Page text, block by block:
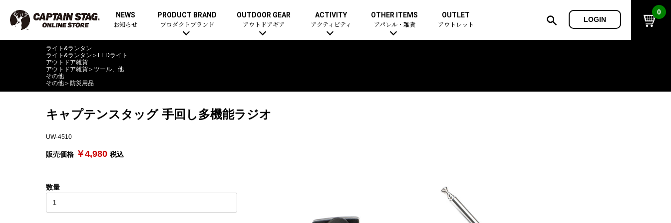
NEWS
お知らせ
PRODUCT BRAND
プロダクトブランド
OUTDOOR GEAR
アウトドアギア
ACTIVITY
アクティビティ
OTHER ITEMS
アパレル・雑貨
OUTLET
アウトレット
LOGIN
0
ライト&ランタン
ライト&ランタン ＞ LEDライト
アウトドア雑貨
アウトドア雑貨 ＞ ツール、他
その他
その他 ＞ 防災用品
キャプテンスタッグ 手回し多機能ラジオ
UW-4510
販売価格 ￥4,980 税込
数量